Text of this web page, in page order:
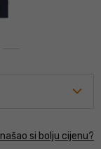
si bolju cijenu?